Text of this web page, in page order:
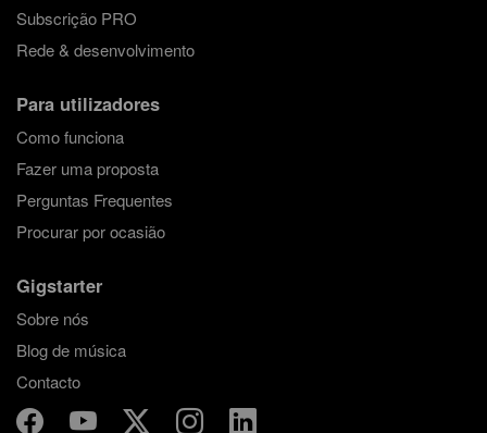
Subscrição PRO
Rede & desenvolvimento
Para utilizadores
Como funciona
Fazer uma proposta
Perguntas Frequentes
Procurar por ocasião
Gigstarter
Sobre nós
Blog de música
Contacto